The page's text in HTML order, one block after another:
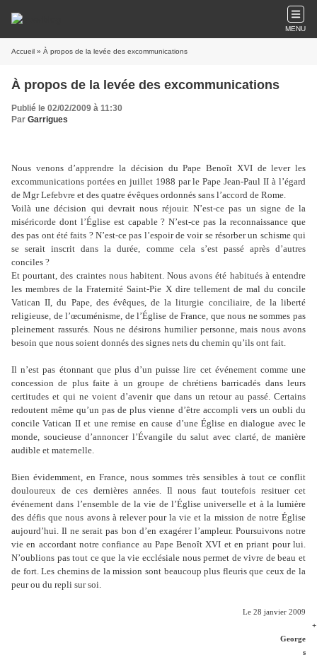
MENU
Accueil » À propos de la levée des excommunications
À propos de la levée des excommunications
Publié le 02/02/2009 à 11:30
Par Garrigues
Nous venons d’apprendre la décision du Pape Benoît XVI de lever les
excommunications portées en juillet 1988 par le Pape Jean-Paul II à l’égard
de Mgr Lefebvre et des quatre évêques ordonnés sans l’accord de Rome.
Voilà une décision qui devrait nous réjouir. N’est-ce pas un signe de la
miséricorde dont l’Église est capable ? N’est-ce pas la reconnaissance que
des pas ont été faits ? N’est-ce pas l’espoir de voir se résorber un schisme qui
se serait inscrit dans la durée, comme cela s’est passé après d’autres
conciles ?
Et pourtant, des craintes nous habitent. Nous avons été habitués à entendre
les membres de la Fraternité Saint-Pie X dire tellement de mal du concile
Vatican II, du Pape, des évêques, de la liturgie conciliaire, de la liberté
religieuse, de l’œcuménisme, de l’Église de France, que nous ne sommes pas
pleinement rassurés. Nous ne désirons humilier personne, mais nous avons
besoin que nous soient donnés des signes nets du chemin qu’ils ont fait.
Il n’est pas étonnant que plus d’un puisse lire cet événement comme une
concession de plus faite à un groupe de chrétiens barricadés dans leurs
certitudes et qui ne voient d’avenir que dans un retour au passé. Certains
redoutent même qu’un pas de plus vienne d’être accompli vers un oubli du
concile Vatican II et une remise en cause d’une Église en dialogue avec le
monde, soucieuse d’annoncer l’Évangile du salut avec clarté, de manière
audible et maternelle.
Bien évidemment, en France, nous sommes très sensibles à tout ce conflit
douloureux de ces dernières années. Il nous faut toutefois resituer cet
événement dans l’ensemble de la vie de l’Église universelle et à la lumière
des défis que nous avons à relever pour la vie et la mission de notre Église
aujourd’hui. Il ne serait pas bon d’en exagérer l’ampleur. Poursuivons notre
vie en accordant notre confiance au Pape Benoît XVI et en priant pour lui.
N’oublions pas tout ce que la vie ecclésiale nous permet de vivre de beau et
de fort. Les chemins de la mission sont beaucoup plus fleuris que ceux de la
peur ou du repli sur soi.
Le 28 janvier 2009
+
George
s